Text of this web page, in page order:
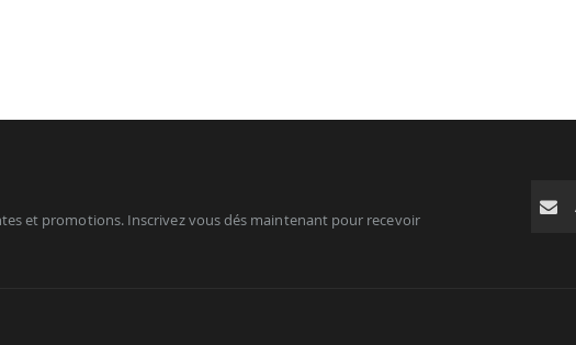
et promotions. Inscrivez vous dés maintenant pour recevoir